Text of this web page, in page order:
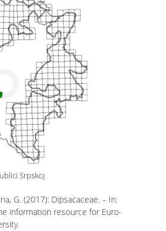
G. (2017): Dipsacaceae. – In:
information resource for Euro-
Srpskoj